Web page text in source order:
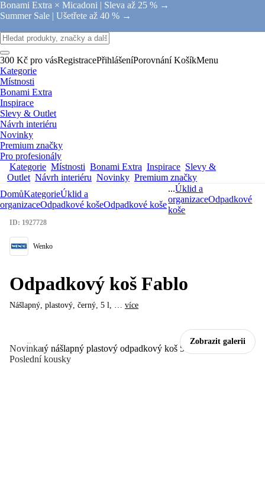
Bonami Extra × Micadoni | Sleva až 25 % →
Summer Sale | Ušetřete až 40 % →
300 Kč pro vásRegistracePřihlášeníPorovnání KošíkMenu
Kategorie
Místnosti
Bonami Extra
Inspirace
Slevy & Outlet
Návrh interiéru
Novinky
Premium značky
Pro profesionály
Kategorie Místnosti Bonami Extra Inspirace Slevy &
Outlet Návrh interiéru Novinky Premium značky
DomůKategorieÚklid a
organizaceOdpadkové košeOdpadkové koše
...Úklid a
organizaceOdpadkové
koše
Zobrazit galerii
Novinka
Poslední kousky
ID: 1927728
Wenko
Odpadkový koš Fablo
Nášlapný, plastový, černý, 5 l, … více